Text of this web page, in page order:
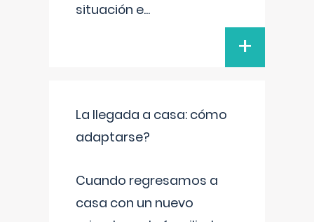
situación e...
+
La llegada a casa: cómo
adaptarse?
Cuando regresamos a
casa con un nuevo